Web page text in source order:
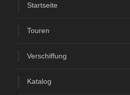
Startseite
Touren
Verschiffung
Katalog